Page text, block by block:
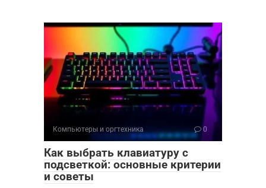
Компьютеры и оргтехника 0
Как выбрать клавиатуру с
подсветкой: основные критерии
и советы